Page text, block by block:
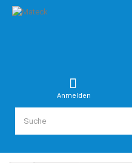
Anmelden